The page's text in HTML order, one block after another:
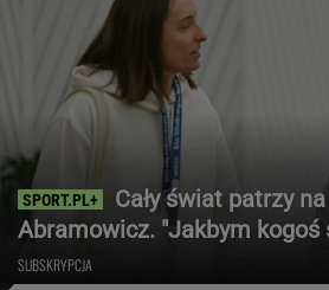
Cały świat patrzy
Abramowicz. "Jakbym kogoś
SUBSKRYPCJA